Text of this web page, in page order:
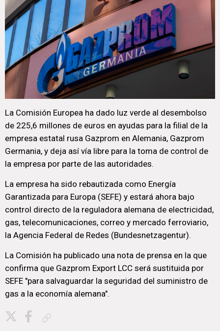
La Comisión Europea ha dado luz verde al desembolso
de 225,6 millones de euros en ayudas para la filial de la
empresa estatal rusa Gazprom en Alemania, Gazprom
Germania, y deja así vía libre para la toma de control de
la empresa por parte de las autoridades.
La empresa ha sido rebautizada como Energía
Garantizada para Europa (SEFE) y estará ahora bajo
control directo de la reguladora alemana de electricidad,
gas, telecomunicaciones, correo y mercado ferroviario,
la Agencia Federal de Redes (Bundesnetzagentur).
La Comisión ha publicado una nota de prensa en la que
confirma que Gazprom Export LCC será sustituida por
SEFE "para salvaguardar la seguridad del suministro de
gas a la economía alemana".